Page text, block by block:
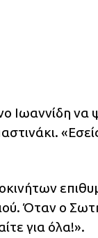
Ιωαννίδη
Όταν ο
για όλα!».